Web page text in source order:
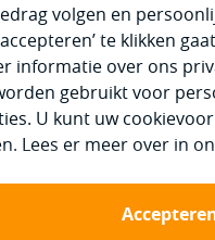
volgen en
te klikken
informatie over ons
gebruikt voor
U kunt uw
Lees er meer over in